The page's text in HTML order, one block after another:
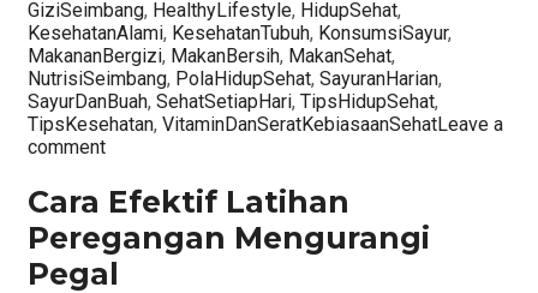
GiziSeimbang, HealthyLifestyle, HidupSehat,
KesehatanAlami, KesehatanTubuh, KonsumsiSayur,
MakananBergizi, MakanBersih, MakanSehat,
NutrisiSeimbang, PolaHidupSehat, SayuranHarian,
SayurDanBuah, SehatSetiapHari, TipsHidupSehat,
TipsKesehatan, VitaminDanSeratKebiasaanSehatLeave a
comment
Cara Efektif Latihan
Peregangan Mengurangi
Pegal